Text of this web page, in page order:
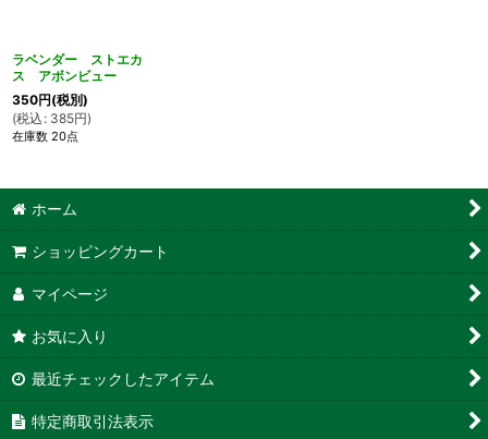
ラベンダー ストエカ
ス アボンビュー
350円(税別)
(税込 : 385円)
在庫数 20点
ホーム
ショッピングカート
マイページ
お気に入り
最近チェックしたアイテム
特定商取引法表示